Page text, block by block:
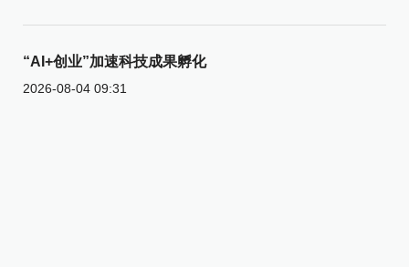
“AI+创业”加速科技成果孵化
2026-08-04 09:31